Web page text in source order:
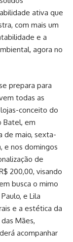
ativa que
com mais um
e a
agora no
prepara para
todas as
conceito do
Batel, em
de maio, sexta-
e nos domingos
de
200,00, visando
busca o mimo
e Lila
e a estética da
Mães,
acompanhar